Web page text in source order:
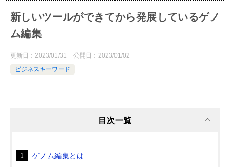
新しいツールができてから発展しているゲノ
ム編集
更新日： 2023/01/31 公開日： 2023/01/02
ビジネスキーワード
目次一覧
ゲノム編集とは